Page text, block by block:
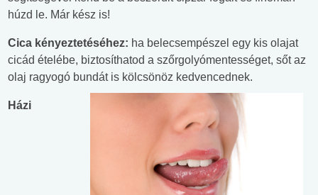
húzd le. Már kész is!
Cica kényeztetéséhez: ha belecsempészel egy kis olajat
cicád ételébe, biztosíthatod a szőrgolyómentességet, sőt az
olaj ragyogó bundát is kölcsönöz kedvencednek.
Házi